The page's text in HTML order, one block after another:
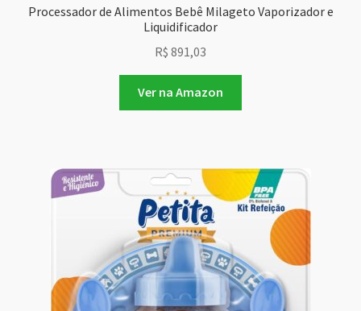
Processador de Alimentos Bebê Milageto Vaporizador e
Liquidificador
R$ 891,03
Ver na Amazon